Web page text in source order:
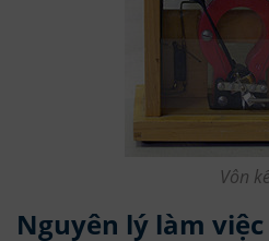
Vôn kế
Nguyên lý làm